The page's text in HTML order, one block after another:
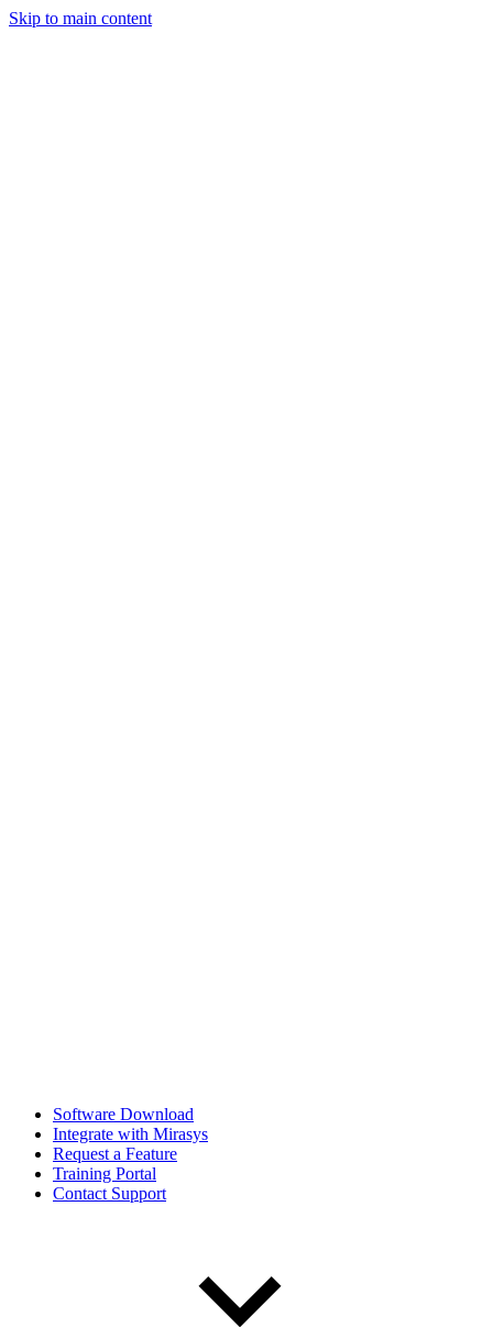
Skip to main content
Software Download
Integrate with Mirasys
Request a Feature
Training Portal
Contact Support